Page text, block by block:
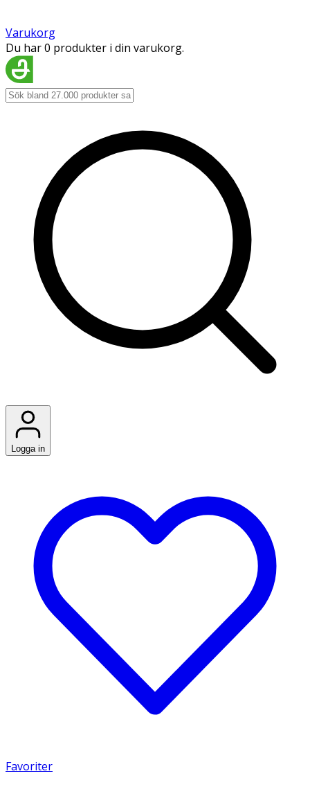
Varukorg
Du har 0 produkter i din varukorg.
Logga in
Favoriter